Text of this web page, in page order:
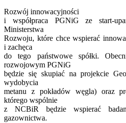
Rozwój innowacyjności
i współpraca PGNiG ze start-
Ministerstwa
Rozwoju, które chce wspierać
i zachęca
do tego państwowe spółki.
rozwojowym PGNiG
będzie się skupiać na projekcie
wydobycia
metanu z pokładów węgla) oraz
którego wspólnie
z NCBiR będzie wspierać
gazownictwa.